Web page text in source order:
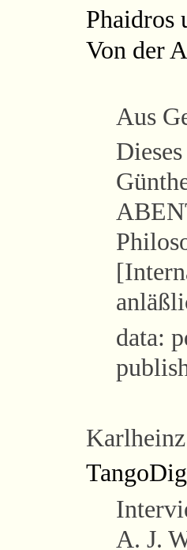
Phaidros
Von der
Aus
data:
A. J.